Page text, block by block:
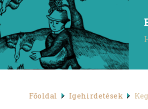
Főoldal Igehirdetések